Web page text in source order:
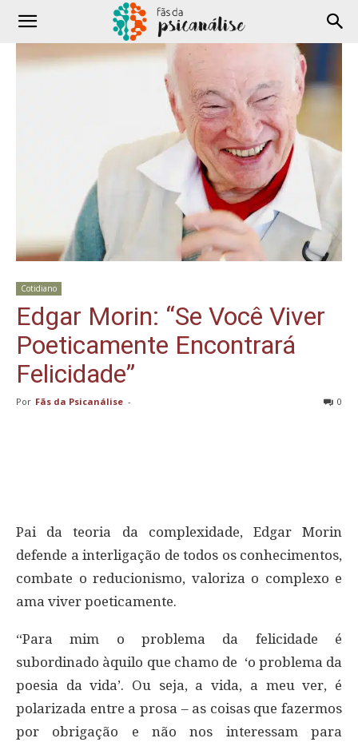
Cotidiano
Edgar Morin: “Se Você Viver
Poeticamente Encontrará
Felicidade”
Por Fãs da Psicanálise - 0
Pai da teoria da complexidade, Edgar Morin
defende a interligação de todos os conhecimentos,
combate o reducionismo, valoriza o complexo e
ama viver poeticamente.
“Para mim o problema da felicidade é
subordinado àquilo que chamo de ‘o problema da
poesia da vida’. Ou seja, a vida, a meu ver, é
polarizada entre a prosa – as coisas que fazermos
por obrigação e não nos interessam para